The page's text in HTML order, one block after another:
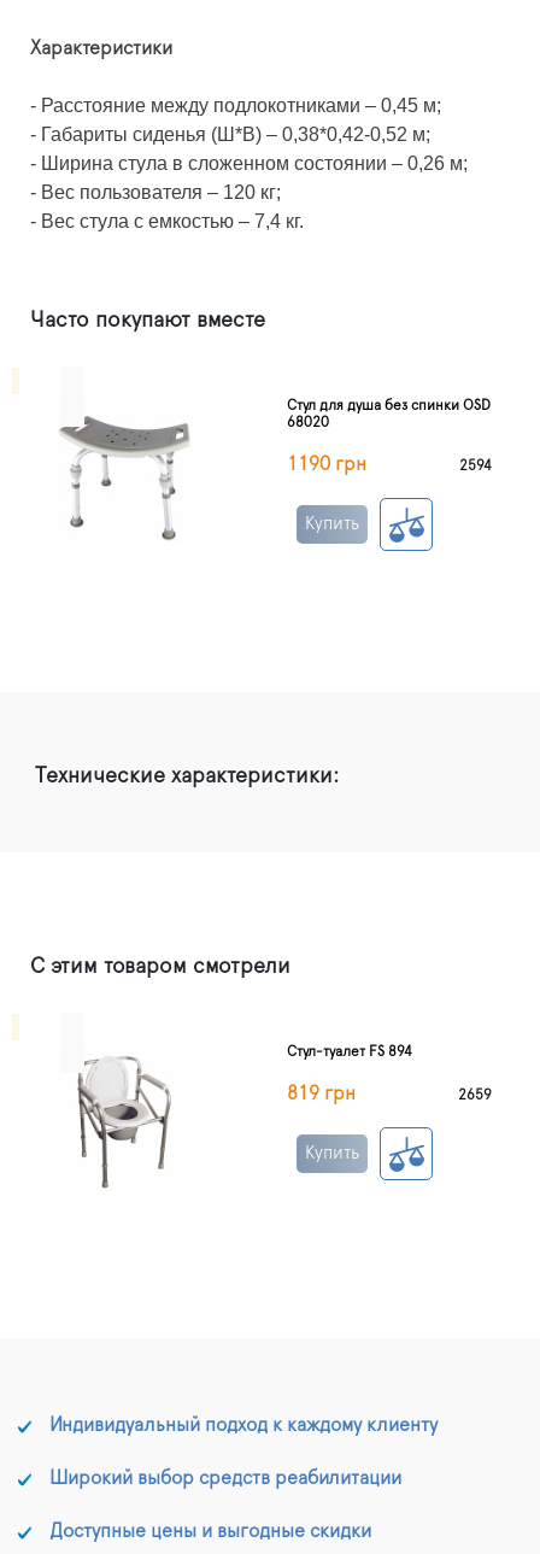
Характеристики
- Расстояние между подлокотниками – 0,45 м;
- Габариты сиденья (Ш*В) – 0,38*0,42-0,52 м;
- Ширина стула в сложенном состоянии – 0,26 м;
- Вес пользователя – 120 кг;
- Вес стула с емкостью – 7,4 кг.
Часто покупают вместе
Стул для душа без спинки OSD
68020
1190 грн 2594
Купить
Технические характеристики:
С этим товаром смотрели
Cтул-туалет FS 894
819 грн 2659
Купить
Индивидуальный подход к каждому клиенту
Широкий выбор средств реабилитации
Доступные цены и выгодные скидки